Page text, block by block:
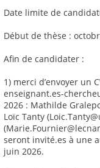
Date limite de
Début de thèse :
Afin de candidater :
1) merci d’envoyer un
enseignant.es-
2026 : Mathilde
Loïc Tanty
seront invité.es à une
juin 2026.